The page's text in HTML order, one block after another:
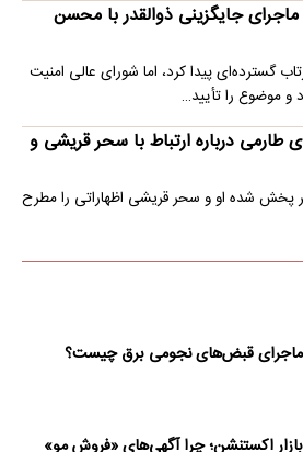
جایگزینی ذوالقدر با محسن
گسترده‌ای پیدا کرد، اما شورای عالی امنیت
و موضوع را تأیید…
درباره ارتباط با سحر قریشی و
پخش شده او و سحر قریشی اظهاراتی را مطرح
ماجرای قبض‌های نجومی برق چیست؟